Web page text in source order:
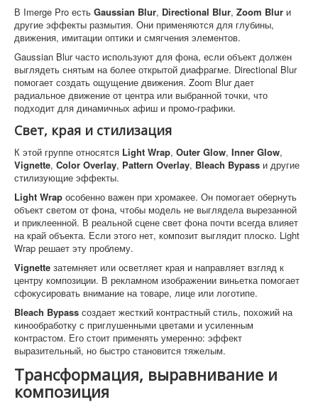
В Imerge Pro есть Gaussian Blur, Directional Blur, Zoom Blur и
другие эффекты размытия. Они применяются для глубины,
движения, имитации оптики и смягчения элементов.
Gaussian Blur часто используют для фона, если объект должен
выглядеть снятым на более открытой диафрагме. Directional Blur
помогает создать ощущение движения. Zoom Blur дает
радиальное движение от центра или выбранной точки, что
подходит для динамичных афиш и промо-графики.
Свет, края и стилизация
К этой группе относятся Light Wrap, Outer Glow, Inner Glow,
Vignette, Color Overlay, Pattern Overlay, Bleach Bypass и другие
стилизующие эффекты.
Light Wrap особенно важен при хромакее. Он помогает обернуть
объект светом от фона, чтобы модель не выглядела вырезанной
и приклеенной. В реальной сцене свет фона почти всегда влияет
на край объекта. Если этого нет, композит выглядит плоско. Light
Wrap решает эту проблему.
Vignette затемняет или осветляет края и направляет взгляд к
центру композиции. В рекламном изображении виньетка помогает
сфокусировать внимание на товаре, лице или логотипе.
Bleach Bypass создает жесткий контрастный стиль, похожий на
кинообработку с приглушенными цветами и усиленным
контрастом. Его стоит применять умеренно: эффект
выразительный, но быстро становится тяжелым.
Трансформация, выравнивание и
композиция